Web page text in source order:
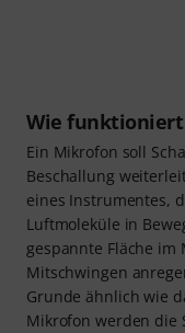
Wie
Ein Mikrofon soll
Beschallung
eines Instrumentes,
Luftmoleküle in
gespannte Fläche
Mitschwingen
Grunde ähnlich wie
Mikrofon werden die